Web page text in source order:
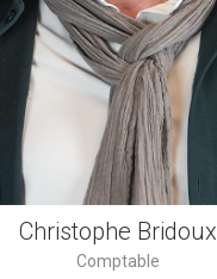
Christophe Bridoux
Comptable